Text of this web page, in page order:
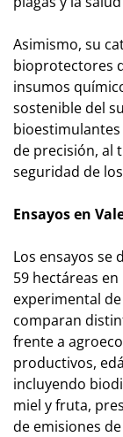
Asimismo, su
bioprotectores
insumos
sostenible del
de precisión, al
seguridad de
Ensayos en
Los ensayos se
59 hectáreas
experimental
comparan
frente a
productivos,
incluyendo
miel y fruta,
de emisiones